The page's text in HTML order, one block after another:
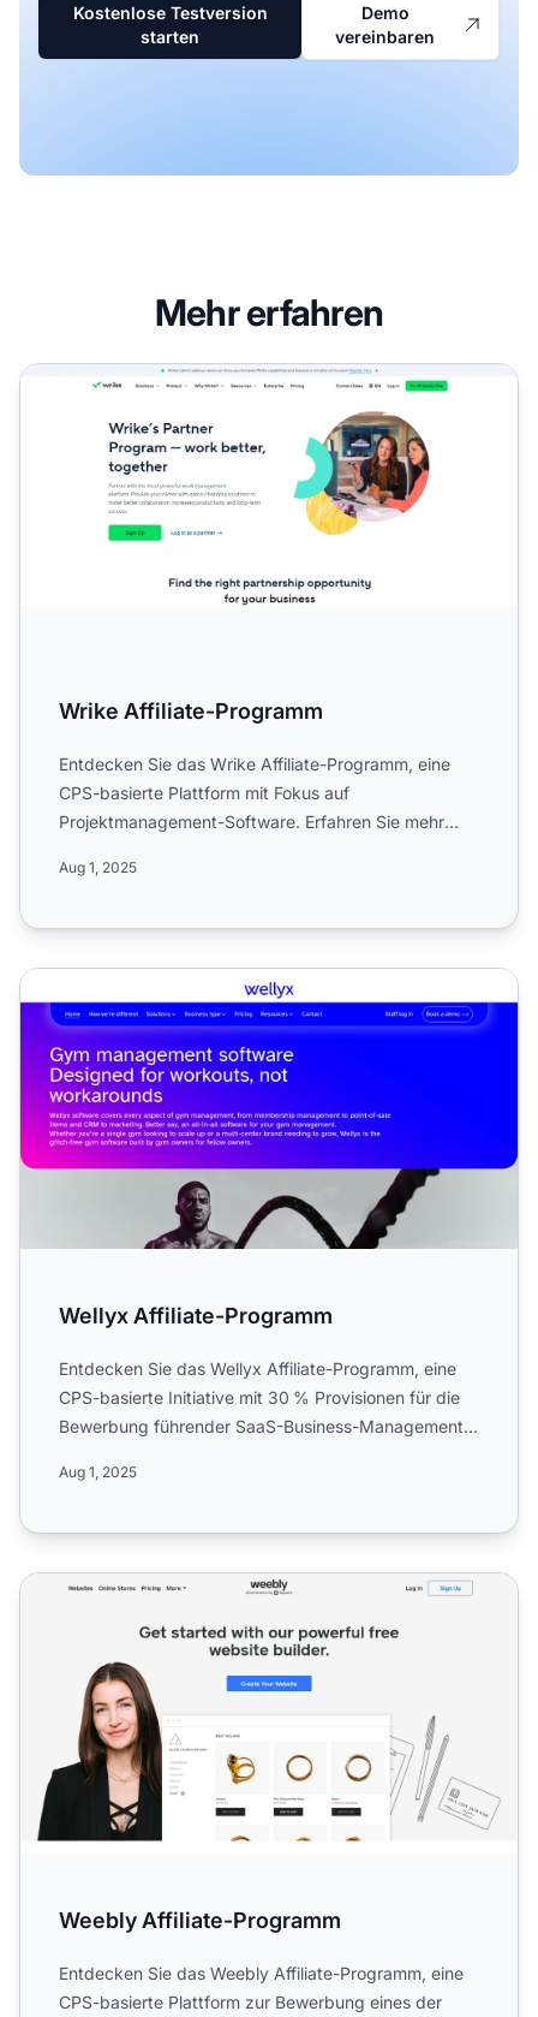
Kostenlose Testversion
starten
Demo
vereinbaren
Mehr erfahren
Wrike Affiliate-Programm
Wrike Affiliate-Programm
Entdecken Sie das Wrike Affiliate-Programm, eine
CPS-basierte Plattform mit Fokus auf
Projektmanagement-Software. Erfahren Sie mehr
Aug 1, 2025
Wellyx Affiliate-Programm
Wellyx Affiliate-Programm
Entdecken Sie das Wellyx Affiliate-Programm, eine
CPS-basierte Initiative mit 30 % Provisionen für die
Bewerbung führender SaaS-Business-Management-
Aug 1, 2025
Weebly Affiliate-Programm
Weebly Affiliate-Programm
Entdecken Sie das Weebly Affiliate-Programm, eine
CPS-basierte Plattform zur Bewerbung eines der